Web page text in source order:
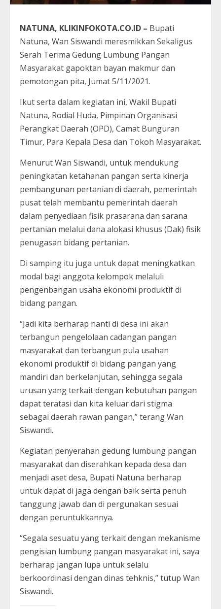
NATUNA, KLIKINFOKOTA.CO.ID – Bupati
Natuna, Wan Siswandi meresmikkan Sekaligus
Serah Terima Gedung Lumbung Pangan
Masyarakat gapoktan bayan makmur dan
pemotongan pita, Jumat 5/11/2021.
Ikut serta dalam kegiatan ini, Wakil Bupati
Natuna, Rodial Huda, Pimpinan Organisasi
Perangkat Daerah (OPD), Camat Bunguran
Timur, Para Kepala Desa dan Tokoh Masyarakat.
Menurut Wan Siswandi, untuk mendukung
peningkatan ketahanan pangan serta kinerja
pembangunan pertanian di daerah, pemerintah
pusat telah membantu pemerintah daerah
dalam penyediaan fisik prasarana dan sarana
pertanian melalui dana alokasi khusus (Dak) fisik
penugasan bidang pertanian.
Di samping itu juga untuk dapat meningkatkan
modal bagi anggota kelompok melaluli
pengenbangan usaha ekonomi produktif di
bidang pangan.
“Jadi kita berharap nanti di desa ini akan
terbangun pengelolaan cadangan pangan
masyarakat dan terbangun pula usahan
ekonomi produktif di bidang pangan yang
mandiri dan berkelanjutan, sehingga segala
urusan yang terkait dengan kebutuhan pangan
dapat teratasi dan kita keluar dari stigma
sebagai daerah rawan pangan,” terang Wan
Siswandi.
Kegiatan penyerahan gedung lumbung pangan
masyarakat dan diserahkan kepada desa dan
menjadi aset desa, Bupati Natuna berharap
untuk dapat di jaga dengan baik serta penuh
tanggung jawab dan di pergunakan sesuai
dengan peruntukkannya.
“Segala sesuatu yang terkait dengan mekanisme
pengisian lumbung pangan masyarakat ini, saya
berharap jangan lupa untuk selalu
berkoordinasi dengan dinas tehknis,” tutup Wan
Siswandi.